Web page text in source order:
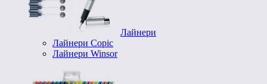
Лайнери
Лайнери Copic
Лайнери Winsor